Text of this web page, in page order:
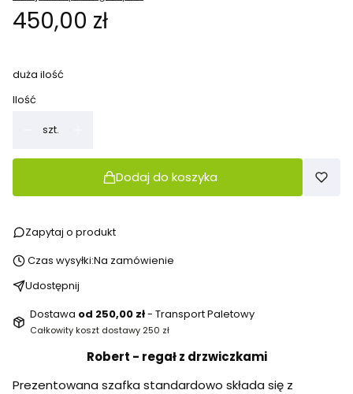
Cena
450,00 zł
duża ilość
Ilość
szt.
Dodaj do koszyka
Zapytaj o produkt
Czas wysyłki:Na zamówienie
Udostępnij
Dostawa od 250,00 zł- Transport Paletowy
Całkowity koszt dostawy 250 zł
Robert - regał z drzwiczkami
Prezentowana szafka standardowo składa się z